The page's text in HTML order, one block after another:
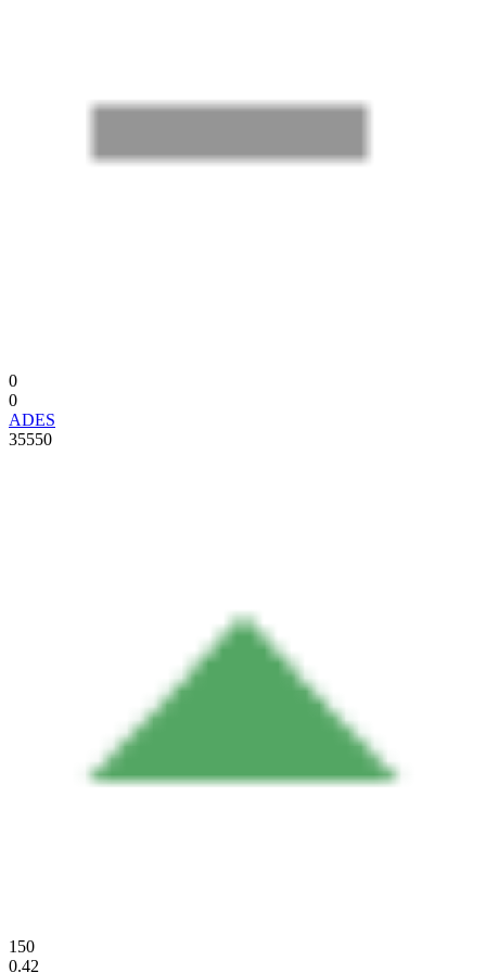
0
0
ADES
35550
150
0.42